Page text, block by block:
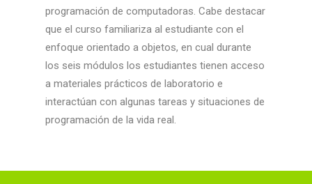
programación de computadoras. Cabe destacar
que el curso familiariza al estudiante con el
enfoque orientado a objetos, en cual durante
los seis módulos los estudiantes tienen acceso
a materiales prácticos de laboratorio e
interactúan con algunas tareas y situaciones de
programación de la vida real.